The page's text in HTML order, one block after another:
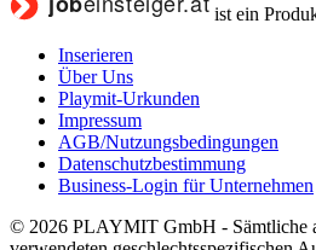
ist ein
Inserieren
Über Uns
Playmit-Urkunden
Impressum
AGB/Nutzungsbedingungen
Datenschutzbestimmung
Business-Login für Unternehmen
© 2026 PLAYMIT GmbH - Sämtliche